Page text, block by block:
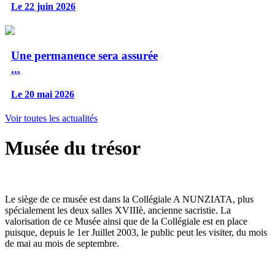
Le 22 juin 2026
Une permanence sera assurée
...
Le 20 mai 2026
Voir toutes les actualités
Musée du trésor
Le siège de ce musée est dans la Collégiale A NUNZIATA, plus
spécialement les deux salles XVIIIè, ancienne sacristie. La
valorisation de ce Musée ainsi que de la Collégiale est en place
puisque, depuis le 1er Juillet 2003, le public peut les visiter, du mois
de mai au mois de septembre.